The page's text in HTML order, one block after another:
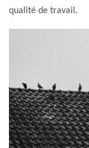
qualité de travail.